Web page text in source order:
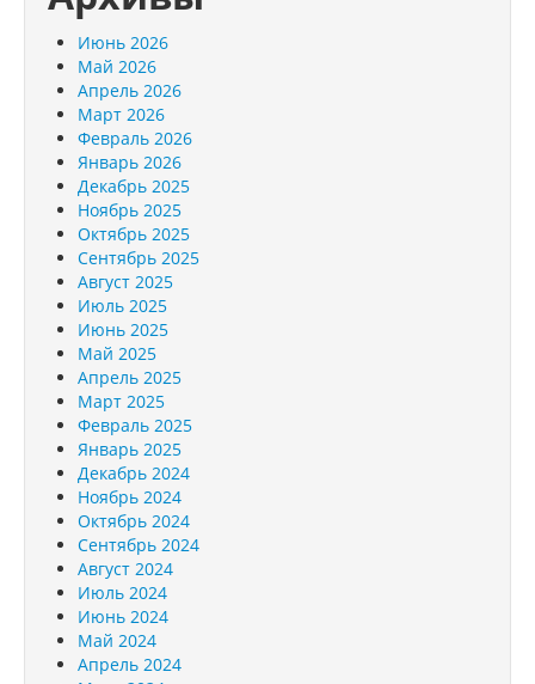
Июнь 2026
Май 2026
Апрель 2026
Март 2026
Февраль 2026
Январь 2026
Декабрь 2025
Ноябрь 2025
Октябрь 2025
Сентябрь 2025
Август 2025
Июль 2025
Июнь 2025
Май 2025
Апрель 2025
Март 2025
Февраль 2025
Январь 2025
Декабрь 2024
Ноябрь 2024
Октябрь 2024
Сентябрь 2024
Август 2024
Июль 2024
Июнь 2024
Май 2024
Апрель 2024